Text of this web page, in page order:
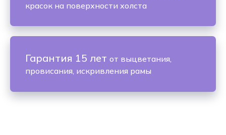
красок на поверхности холста
Гарантия 15 лет от выцветания,
провисания, искривления рамы